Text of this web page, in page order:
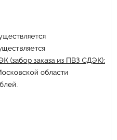
(забор заказа из ПВЗ СДЭК):
области